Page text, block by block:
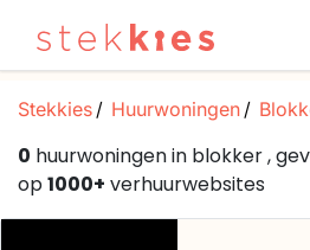
Stekkies Huurwoningen
0 huurwoningen in blokker ,
op1000+ verhuurwebsites